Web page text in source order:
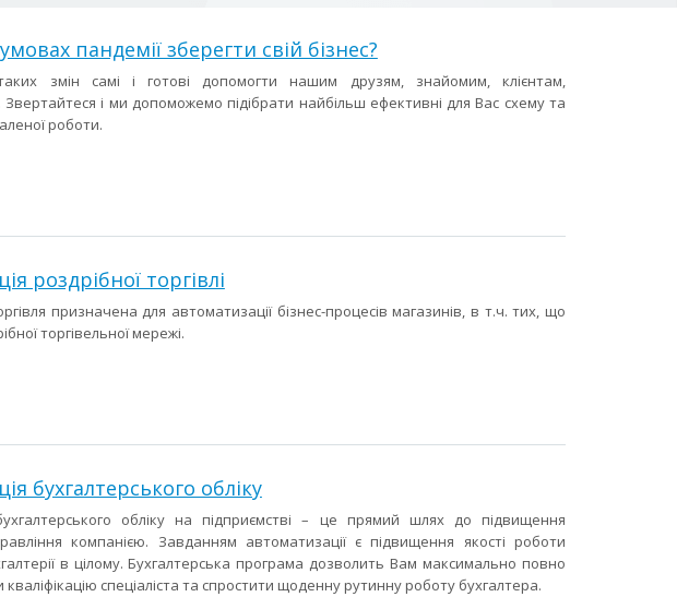
пандемії зберегти свій бізнес?
змін самі і готові допомогти нашим друзям, знайомим, клієнтам,
і ми допоможемо підібрати найбільш ефективні для Вас схему та
роботи.
роздрібної торгівлі
призначена для автоматизації бізнес-процесів магазинів, в т.ч. тих, що
торгівельної мережі.
бухгалтерського обліку
обліку на підприємстві – це прямий шлях до підвищення
компанією. Завданням автоматизації є підвищення якості роботи
в цілому. Бухгалтерська програма дозволить Вам максимально повно
спеціаліста та спростити щоденну рутинну роботу бухгалтера.